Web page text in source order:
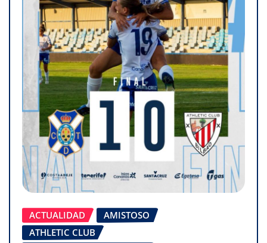
ACTUALIDAD
AMISTOSO
ATHLETIC CLUB